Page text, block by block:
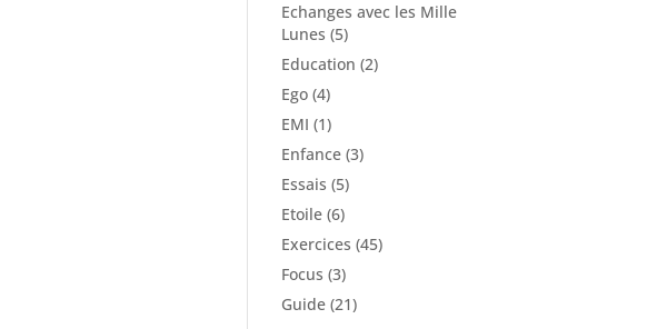
Echanges avec les Mille
Lunes (5)
Education (2)
Ego (4)
EMI (1)
Enfance (3)
Essais (5)
Etoile (6)
Exercices (45)
Focus (3)
Guide (21)